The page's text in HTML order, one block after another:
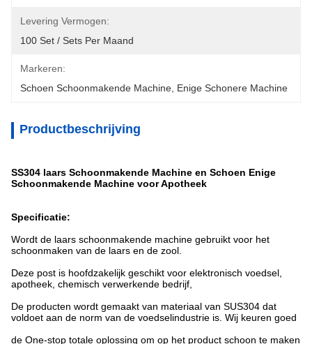
Levering Vermogen:
100 Set / Sets Per Maand
Markeren:
Schoen Schoonmakende Machine Enige Schonere Machine
Productbeschrijving
SS304 laars Schoonmakende Machine en Schoen Enige
Schoonmakende Machine voor Apotheek
Specificatie:
Wordt de laars schoonmakende machine gebruikt voor het
schoonmaken van de laars en de zool.
Deze post is hoofdzakelijk geschikt voor elektronisch voedsel,
apotheek, chemisch verwerkende bedrijf,
De producten wordt gemaakt van materiaal van SUS304 dat
voldoet aan de norm van de voedselindustrie is. Wij keuren goed
de One-stop totale oplossing om op het product schoon te maken